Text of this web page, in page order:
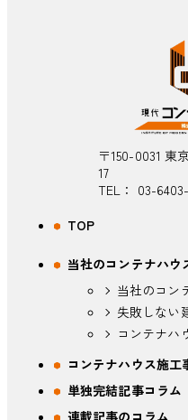
〒150-0031 東
17
TEL： 03-
TOP
当社のコンテナハウ
当社のコン
失敗しない
コンテナハ
コンテナハウス施工
単独完結記事コラム
連載記事のコラム